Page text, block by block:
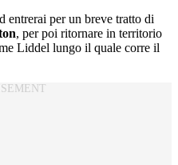
per un breve tratto di
, per poi ritornare in territorio
Liddel lungo il quale corre il